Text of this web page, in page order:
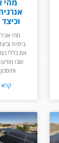
מהי
מהי
ביתית
את כללי
שבו
קרא